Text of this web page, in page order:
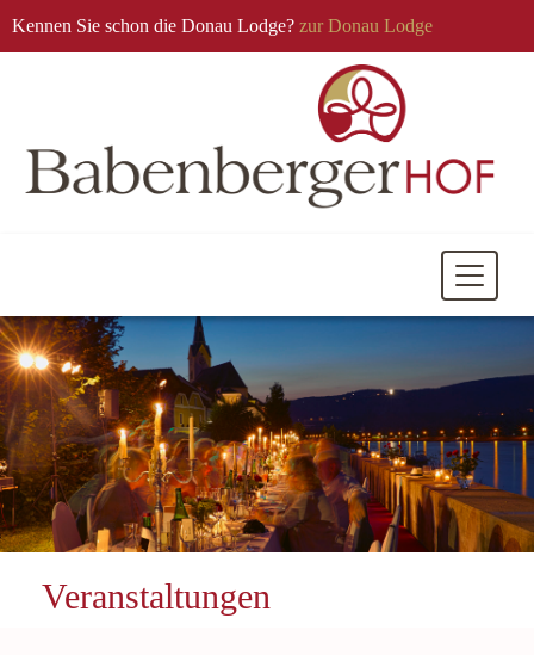
Kennen Sie schon die Donau Lodge? zur Donau Lodge
Mobile
Veranstaltungen